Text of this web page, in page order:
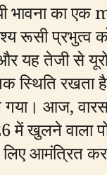
भावना का
रूसी प्रभुत्व
और यह तेजी
स्थिति
आज,
में खुलने वाला
लिए आमंत्रित